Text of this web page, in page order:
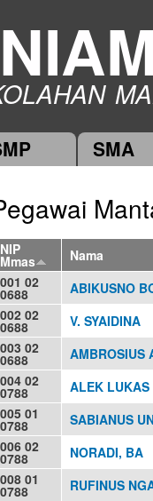
SMA
NIP
Mmas
Nama
001 02
0688
ABIKUSNO
002 02
0688
V. SYAIDINA
003 02
0688
AMBROSIUS
004 02
0788
ALEK LUKAS
005 01
0788
SABIANUS
006 02
0788
NORADI, BA
008 01
0788
RUFINUS